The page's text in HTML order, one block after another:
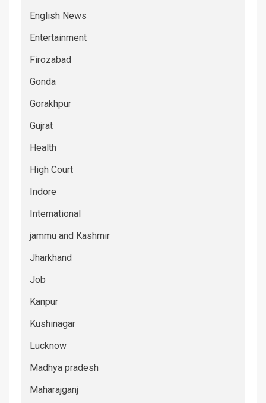
English News
Entertainment
Firozabad
Gonda
Gorakhpur
Gujrat
Health
High Court
Indore
International
jammu and Kashmir
Jharkhand
Job
Kanpur
Kushinagar
Lucknow
Madhya pradesh
Maharajganj